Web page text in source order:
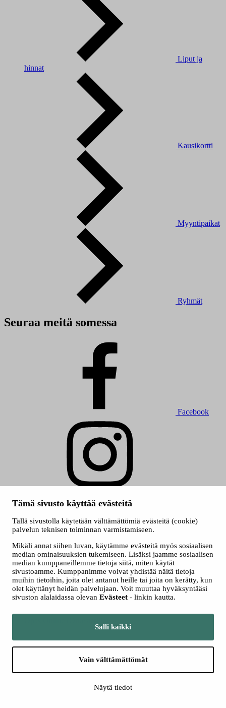
Tämä sivusto käyttää evästeitä
Tällä sivustolla käytetään välttämättömiä evästeitä (cookie)
palvelun teknisen toiminnan varmistamiseen.
Mikäli annat siihen luvan, käytämme evästeitä myös sosiaalisen
median ominaisuuksien tukemiseen. Lisäksi jaamme sosiaalisen
median kumppaneillemme tietoja siitä, miten käytät
sivustoamme. Kumppanimme voivat yhdistää näitä tietoja
muihin tietoihin, joita olet antanut heille tai joita on kerätty, kun
olet käyttänyt heidän palvelujaan. Voit muuttaa hyväksyntääsi
sivuston alalaidassa olevan Evästeet - linkin kautta.
Salli kaikki
Vain välttämättömät
Näytä tiedot
Liput ja
hinnat
Kausikortti
Myyntipaikat
Ryhmät
Seuraa meitä somessa
Facebook
YouTube
© 2026 Tampereen kaupunki
Saavutettavuusseloste
Evästeet
Tietosuoja